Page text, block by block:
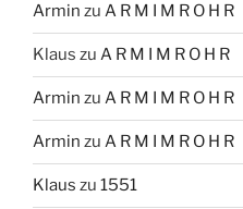
Armin zu A R M I M R O H R
Klaus zu A R M I M R O H R
Armin zu A R M I M R O H R
Armin zu A R M I M R O H R
Klaus zu 1551